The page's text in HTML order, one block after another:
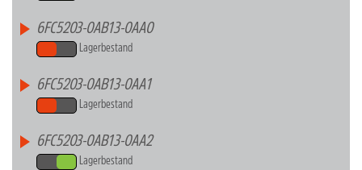
6FC5203-0AB13-0AA0
Lagerbestand
6FC5203-0AB13-0AA1
Lagerbestand
6FC5203-0AB13-0AA2
Lagerbestand